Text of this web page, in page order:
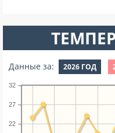
Данные за: 2026 ГОД
22
27
32